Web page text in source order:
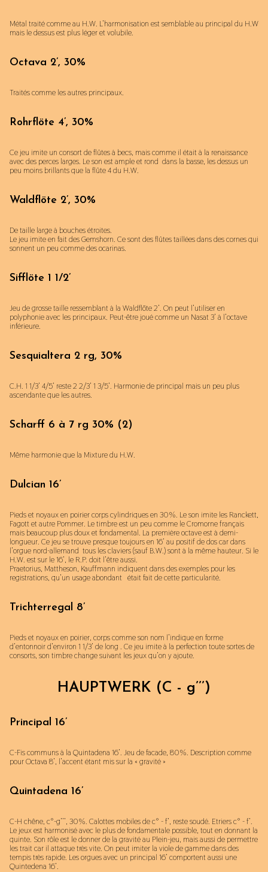
Métal traité comme au H.W. L’harmonisation est semblable au principal du H.W
mais le dessus est plus léger et volubile.
Octava 2’, 30%
Traités comme les autres principaux.
Rohrflöte 4’, 30%
Ce jeu imite un consort de flûtes à becs, mais comme il était à la renaissance
avec des perces larges. Le son est ample et rond dans la basse, les dessus un
peu moins brillants que la flûte 4 du H.W.
Waldflöte 2’, 30%
De taille large à bouches étroites.
Le jeu imite en fait des Gemshorn. Ce sont des flûtes taillées dans des cornes qui
sonnent un peu comme des ocarinas.
Sifflöte 1 1/2’
Jeu de grosse taille ressemblant à la Waldflöte 2’. On peut l’utiliser en
polyphonie avec les principaux. Peut-être joué comme un Nasat 3’ à l’octave
inférieure.
Sesquialtera 2 rg, 30%
C.H. 1 1/3’ 4/5’ reste 2 2/3’ 1 3/5’. Harmonie de principal mais un peu plus
ascendante que les autres.
Scharff 6 à 7 rg 30% (2)
Même harmonie que la Mixture du H.W.
Dulcian 16’
Pieds et noyaux en poirier corps cylindriques en 30%. Le son imite les Ranckett,
Fagott et autre Pommer. Le timbre est un peu comme le Cromorne français
mais beaucoup plus doux et fondamental. La première octave est à demi-
longueur. Ce jeu se trouve presque toujours en 16’ au positif de dos car dans
l’orgue nord-allemand tous les claviers (sauf B.W.) sont à la même hauteur. Si le
H.W. est sur le 16’, le R.P. doit l’être aussi.
Praetorius, Mattheson, Kauffmann indiquent dans des exemples pour les
registrations, qu’un usage abondant était fait de cette particularité.
Trichterregal 8’
Pieds et noyaux en poirier, corps comme son nom l’indique en forme
d’entonnoir d’environ 1 1/3’ de long . Ce jeu imite à la perfection toute sortes de
consorts, son timbre change suivant les jeux qu’on y ajoute.
HAUPTWERK (C - g’’’)
Principal 16’
C-Fis communs à la Quintadena 16’. Jeu de facade, 80%. Description comme
pour Octava 8’, l’accent étant mis sur la « gravité »
Quintadena 16’
C-H chêne, c°-g’’’, 30%. Calottes mobiles de c° - f’, reste soudé. Etriers c° - f’.
Le jeux est harmonisé avec le plus de fondamentale possible, tout en donnant la
quinte. Son rôle est le donner de la gravité au Plein-jeu, mais aussi de permettre
les trait car il attaque très vite. On peut imiter la viole de gamme dans des
tempis très rapide. Les orgues avec un principal 16’ comportent aussi une
Quintedena 16’.